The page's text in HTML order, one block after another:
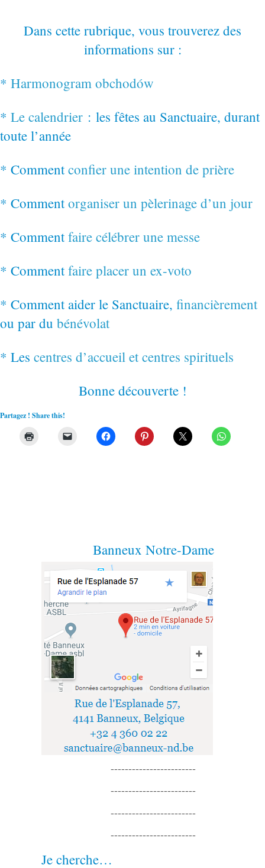
Dans cette rubrique, vous trouverez des
informations sur :
* Harmonogram obchodów
* Le calendrier : les fêtes au Sanctuaire, durant
toute l’année
* Commentconfier une intention de prière
* Commentorganiser un pèlerinage d’un jour
* Commentfaire célébrer une messe
* Commentfaire placer un ex-voto
* Comment aider le Sanctuaire, financièrement
ou par du bénévolat
* Les centres d’accueil et centres spirituels
Bonne découverte !
Partagez ! Share this!
Banneux Notre-Dame
------------------------
------------------------
------------------------
------------------------
Je cherche…